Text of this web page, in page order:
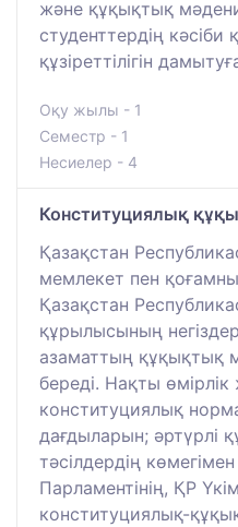
және құқықтық
студенттердің
құзіреттілігін
Оқу жылы - 1
Семестр - 1
Несиелер - 4
Конституциялық
Қазақстан
мемлекет пен
Қазақстан
құрылысының
азаматтың құқықтық
береді. Нақты
конституциялық
дағдыларын; әртүрлі
тәсілдердің
Парламентінің, ҚР
конституциялық-